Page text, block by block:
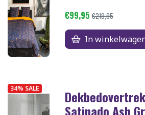
€99,95 €219,95
In
34% SALE
Satinado Ash